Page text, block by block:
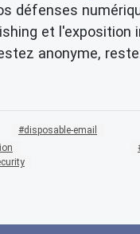
défenses
et l'exposition
anonyme,
disposable-email